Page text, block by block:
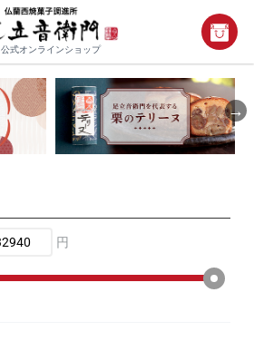
公式オンラインショップ
円